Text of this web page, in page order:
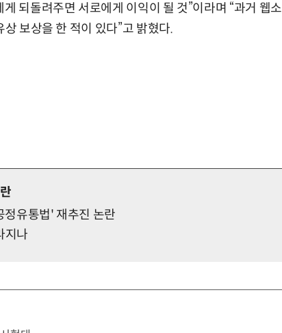
되돌려주면 서로에게 이익이 될 것”이라며 “과거 웹소
보상을 한 적이 있다”고 밝혔다.
유통법' 재추진 논란
지나